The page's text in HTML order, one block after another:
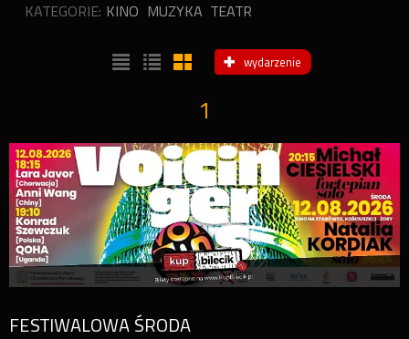
KATEGORIE: KINO MUZYKA TEATR
wydarzenie
1
FESTIWALOWA ŚRODA